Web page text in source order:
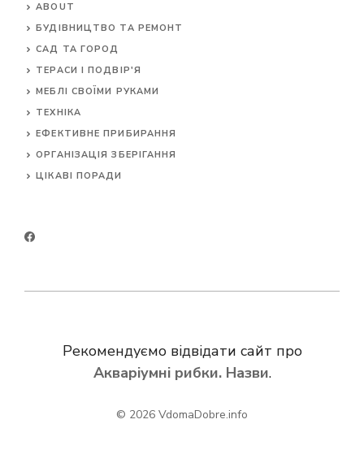
ABOUT
БУДІВНИЦТВО ТА РЕМОНТ
САД ТА ГОРОД
ТЕРАСИ І ПОДВІР'Я
МЕБЛІ СВОЇМИ РУКАМИ
ТЕХНІКА
ЕФЕКТИВНЕ ПРИБИРАННЯ
ОРГАНІЗАЦІЯ ЗБЕРІГАННЯ
ЦІКАВІ ПОРАДИ
Рекомендуємо відвідати сайт про
Акваріумні рибки. Назви.
© 2026 VdomaDobre.info